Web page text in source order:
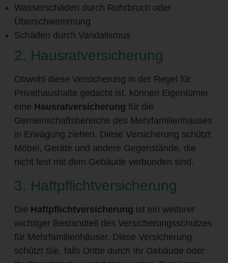
Wasserschäden durch Rohrbruch oder
Überschwemmung
Schäden durch Vandalismus
2. Hausratversicherung
Obwohl diese Versicherung in der Regel für
Privathaushalte gedacht ist, können Eigentümer
eine Hausratversicherung für die
Gemeinschaftsbereiche des Mehrfamilienhauses
in Erwägung ziehen. Diese Versicherung schützt
Möbel, Geräte und andere Gegenstände, die
nicht fest mit dem Gebäude verbunden sind.
3. Haftpflichtversicherung
Die Haftpflichtversicherung ist ein weiterer
wichtiger Bestandteil des Versicherungsschutzes
für Mehrfamilienhäuser. Diese Versicherung
schützt Sie, falls Dritte durch Ihr Gebäude oder